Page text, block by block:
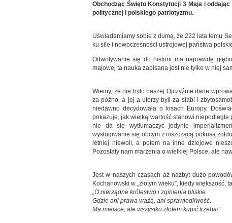
Obchodząc Święto Konstytucji 3 Maja i oddając
politycznej i polskiego patriotyzmu.
Uświadamiamy sobie z dumą, że 222 lata temu
ku sile i nowoczesności ustrojowej państwa
Odwoływanie się do historii ma naprawdę
majowej ta nauka zapisana jest nie tylko w niej
Wiemy, że nie było naszej Ojczyźnie dane
za późno, a jej a utorzy byli za słabi i
niedawno decydowała o losach Europy.
pokazuje, jak wielką wartość stanowi
nie da się wytłumaczyć jedynie
wysługiwanie się obcym z niszczącą pokusą
letniej niewoli, a potem na inne dziejowe
Pozostały nam marzenia o wielkiej Polsce, ale
Jest w naszych czasach aż nazbyt dużo
Kochanowski w „złotym wieku”, kiedy większość,
„O nierządne królestwo i zginienia bliskie.
Gdzie ani prawa ważą, ani sprawiedliwość,
Ma miejsce, ale wszystko złotem kupić trzeba!”